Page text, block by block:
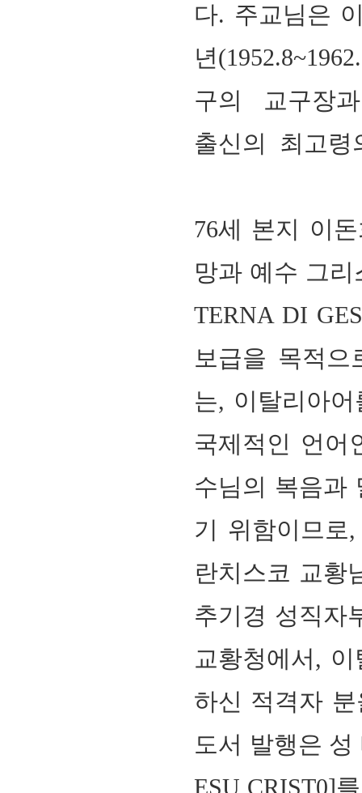
다. 주교님은
년
구의 교구장
출신의 최고령
76세 본지 이
망과 예수 그
TERNA DI
보급을 목적
는, 이탈리아
국제적인 언
수님의 복음과
기 위함이므
란치스코 교황
추기경 성직자
교황청에서,
하신 적격자
도서 발행은
ESU CRIST0]